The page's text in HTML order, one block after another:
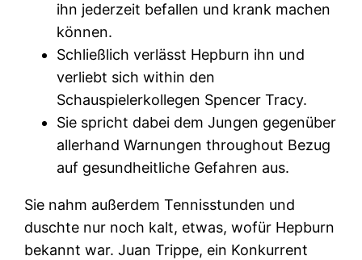
ihn jederzeit befallen und krank machen
können.
Schließlich verlässt Hepburn ihn und
verliebt sich within den
Schauspielerkollegen Spencer Tracy.
Sie spricht dabei dem Jungen gegenüber
allerhand Warnungen throughout Bezug
auf gesundheitliche Gefahren aus.
Sie nahm außerdem Tennisstunden und
duschte nur noch kalt, etwas, wofür Hepburn
bekannt war. Juan Trippe, ein Konkurrent